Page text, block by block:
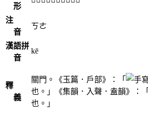
形
注
音
ㄎㄜ
漢語拼
音
kē
釋
義
關門。《玉篇．戶部》：「
也。」《集韻．入聲．盍韻》：「
也。」